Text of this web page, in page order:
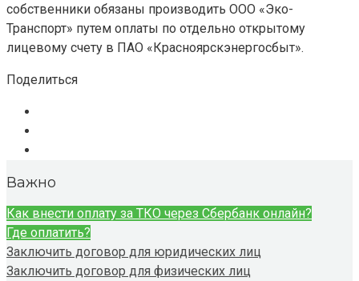
собственники обязаны производить ООО «Эко-
Транспорт» путем оплаты по отдельно открытому
лицевому счету в ПАО «Красноярскэнергосбыт».
Поделиться
Важно
Как внести оплату за ТКО через Сбербанк онлайн?
Где оплатить?
Заключить договор для юридических лиц
Заключить договор для физических лиц